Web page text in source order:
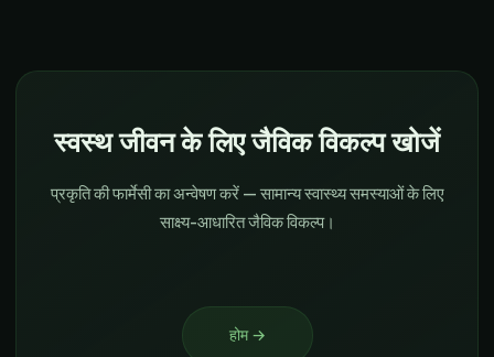
स्वस्थ जीवन के लिए जैविक विकल्प खोजें
प्रकृति की फार्मेसी का अन्वेषण करें — सामान्य स्वास्थ्य समस्याओं के लिए
साक्ष्य-आधारित जैविक विकल्प।
होम→